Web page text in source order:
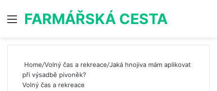
Menu
FARMÁŘSKÁ CESTA
Home/Volný čas a rekreace/Jaká hnojiva mám aplikovat
při výsadbě pivoněk?
Volný čas a rekreace